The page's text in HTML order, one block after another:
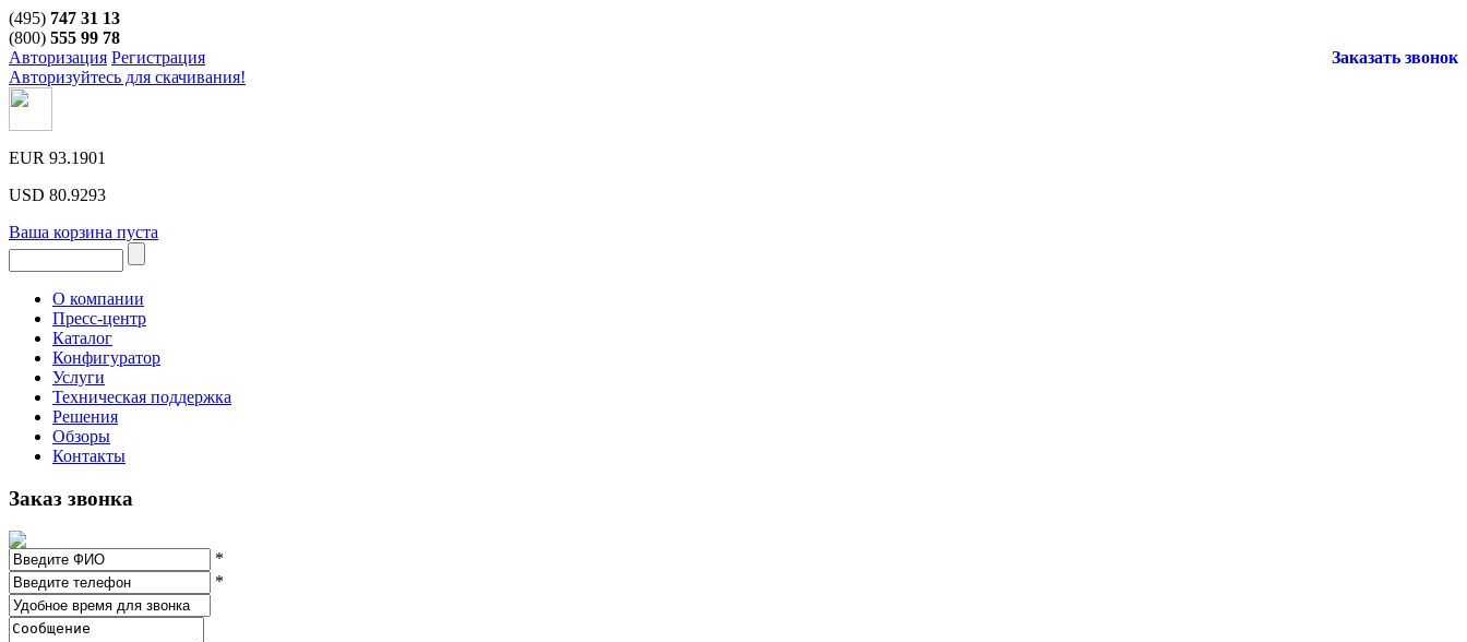
(495) 747 31 13
(800) 555 99 78
Заказать звонок
Авторизация Регистрация
Авторизуйтесь для скачивания!
EUR 93.1901
USD 80.9293
Ваша корзина пуста
О компании
Пресс-центр
Каталог
Конфигуратор
Услуги
Техническая поддержка
Решения
Обзоры
Контакты
Заказ звонка
*
*